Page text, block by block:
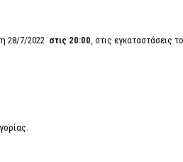
28/7/2022 στις 20:00, στις εγκαταστάσεις